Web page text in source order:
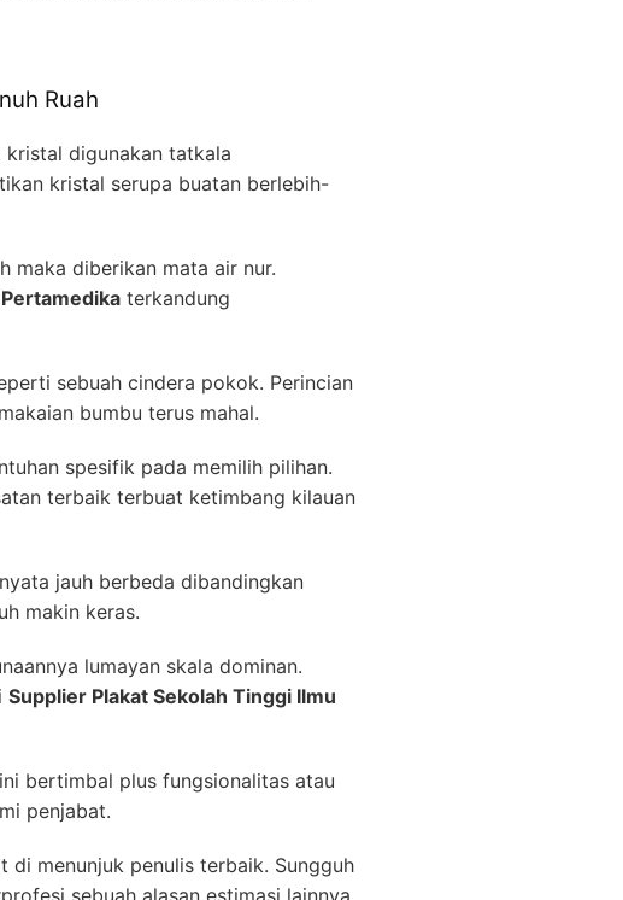
Ruah
kristal digunakan tatkala
kristal serupa buatan berlebih-
maka diberikan mata air nur.
terkandung
sebuah cindera pokok. Perincian
bumbu terus mahal.
spesifik pada memilih pilihan.
terbaik terbuat ketimbang kilauan
jauh berbeda dibandingkan
makin keras.
lumayan skala dominan.
Supplier Plakat Sekolah Tinggi Ilmu
bertimbal plus fungsionalitas atau
penjabat.
di menunjuk penulis terbaik. Sungguh